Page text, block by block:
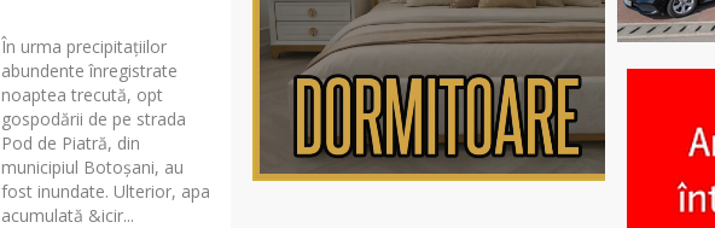
În urma precipitațiilor
abundente înregistrate
noaptea trecută, opt
gospodării de pe strada
Pod de Piatră, din
municipiul Botoșani, au
fost inundate. Ulterior, apa
acumulată &icir...